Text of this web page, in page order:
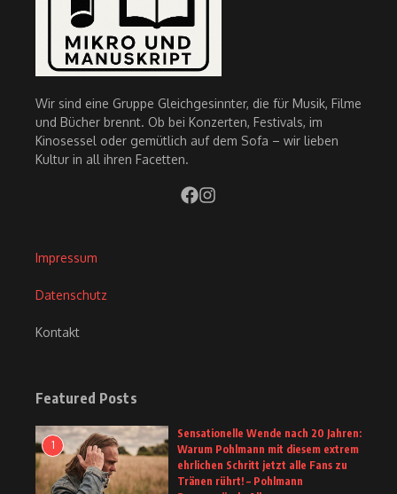
Wir sind eine Gruppe Gleichgesinnter, die für Musik, Filme
und Bücher brennt. Ob bei Konzerten, Festivals, im
Kinosessel oder gemütlich auf dem Sofa – wir lieben
Kultur in all ihren Facetten.
Impressum
Datenschutz
Kontakt
Featured Posts
1
Sensationelle Wende nach 20 Jahren:
Warum Pohlmann mit diesem extrem
ehrlichen Schritt jetzt alle Fans zu
Tränen rührt! – Pohlmann